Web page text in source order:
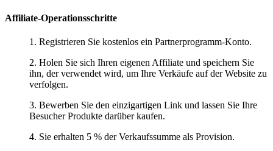
Affiliate-Operationsschritte
1. Registrieren Sie kostenlos ein Partnerprogramm-Konto.
2. Holen Sie sich Ihren eigenen Affiliate und speichern Sie
ihn, der verwendet wird, um Ihre Verkäufe auf der Website zu
verfolgen.
3. Bewerben Sie den einzigartigen Link und lassen Sie Ihre
Besucher Produkte darüber kaufen.
4. Sie erhalten 5 % der Verkaufssumme als Provision.